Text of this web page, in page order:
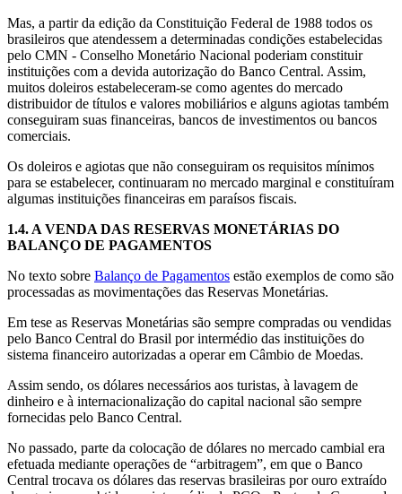
Mas, a partir da edição da Constituição Federal de 1988 todos os
brasileiros que atendessem a determinadas condições estabelecidas
pelo CMN - Conselho Monetário Nacional poderiam constituir
instituições com a devida autorização do Banco Central. Assim,
muitos doleiros estabeleceram-se como agentes do mercado
distribuidor de títulos e valores mobiliários e alguns agiotas também
conseguiram suas financeiras, bancos de investimentos ou bancos
comerciais.
Os doleiros e agiotas que não conseguiram os requisitos mínimos
para se estabelecer, continuaram no mercado marginal e constituíram
algumas instituições financeiras em paraísos fiscais.
1.4. A VENDA DAS RESERVAS MONETÁRIAS DO
BALANÇO DE PAGAMENTOS
No texto sobre Balanço de Pagamentos estão exemplos de como são
processadas as movimentações das Reservas Monetárias.
Em tese as Reservas Monetárias são sempre compradas ou vendidas
pelo Banco Central do Brasil por intermédio das instituições do
sistema financeiro autorizadas a operar em Câmbio de Moedas.
Assim sendo, os dólares necessários aos turistas, à lavagem de
dinheiro e à internacionalização do capital nacional são sempre
fornecidas pelo Banco Central.
No passado, parte da colocação de dólares no mercado cambial era
efetuada mediante operações de “arbitragem”, em que o Banco
Central trocava os dólares das reservas brasileiras por ouro extraído